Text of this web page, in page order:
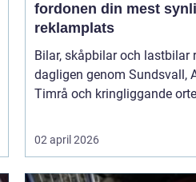
fordonen din mest
reklamplats
Bilar, skåpbilar och lastbilar
dagligen genom Sundsvall,
Timrå och kringliggande
02 april 2026